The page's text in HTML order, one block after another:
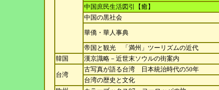
中国庶民生活図引【癒】
中国の黒社会
華僑・華人事典
帝国と観光 「満州」ツーリズムの近代
韓国
漢京識略－近世末ソウルの街案内
台湾
古写真が語る台湾 日本統治時代の50年
台湾の歴史と文化